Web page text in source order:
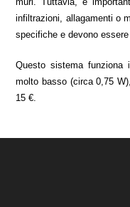
infiltrazioni, allagamenti o
specifiche e devono
Questo sistema funziona
molto basso (circa 0,75
15 €.